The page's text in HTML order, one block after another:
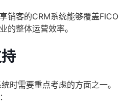
销客的CRM系统能够覆盖FICO
的整体运营效率。
时需要重点考虑的方面之一。